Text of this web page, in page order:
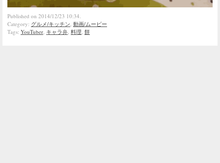
Published on 2014/12/23 10:34.
Category: グルメ/キッチン, 動画/ムービー
Tags: YouTuber, キャラ弁, 料理, 餅